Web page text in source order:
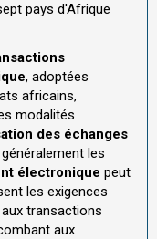
pays d'Afrique
, adoptées
africains,
modalités
des échanges
les
électronique peut
les exigences
aux transactions
aux